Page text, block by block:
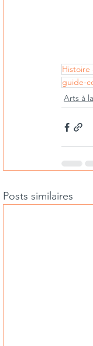
guide-
Arts à
Posts similaires